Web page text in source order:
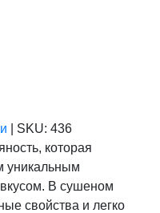
SKU: 436
которая
уникальным
В сушеном
свойства и легко